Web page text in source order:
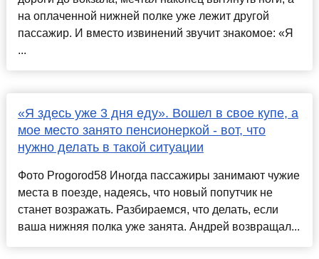
на оплаченной нижней полке уже лежит другой
пассажир. И вместо извинений звучит знакомое: «Я
...
«Я здесь уже 3 дня еду». Вошел в свое купе, а
мое место занято пенсионеркой - вот, что
нужно делать в такой ситуации
Фото Progorod58 Иногда пассажиры занимают чужие
места в поезде, надеясь, что новый попутчик не
станет возражать. Разбираемся, что делать, если
ваша нижняя полка уже занята. Андрей возвращал...